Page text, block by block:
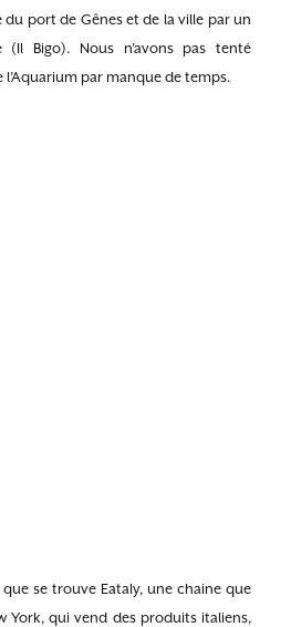
port de Gênes et de la ville par un
(Il Bigo). Nous n’avons pas tenté
l’Aquarium par manque de temps.
se trouve Eataly, une chaine que
York, qui vend des produits italiens,